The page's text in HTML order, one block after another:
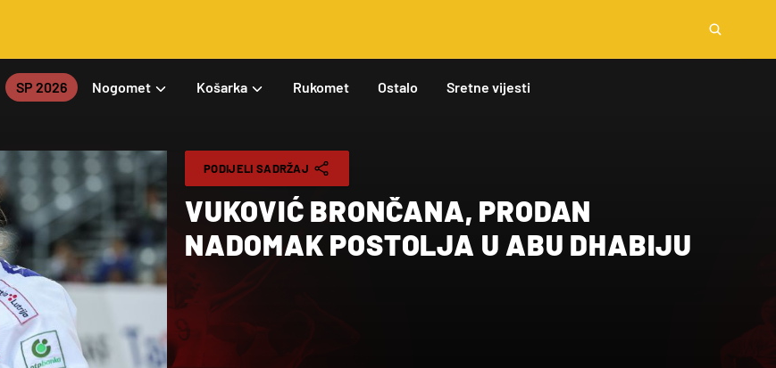
SP 2026 Nogomet Košarka Rukomet Ostalo Sretne vijesti
PODIJELI SADRŽAJ
VUKOVIĆ BRONČANA, PRODAN
NADOMAK POSTOLJA U ABU DHABIJU